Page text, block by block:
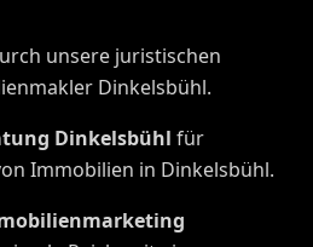
unsere juristischen
Dinkelsbühl.
Dinkelsbühl für
Immobilien in Dinkelsbühl.